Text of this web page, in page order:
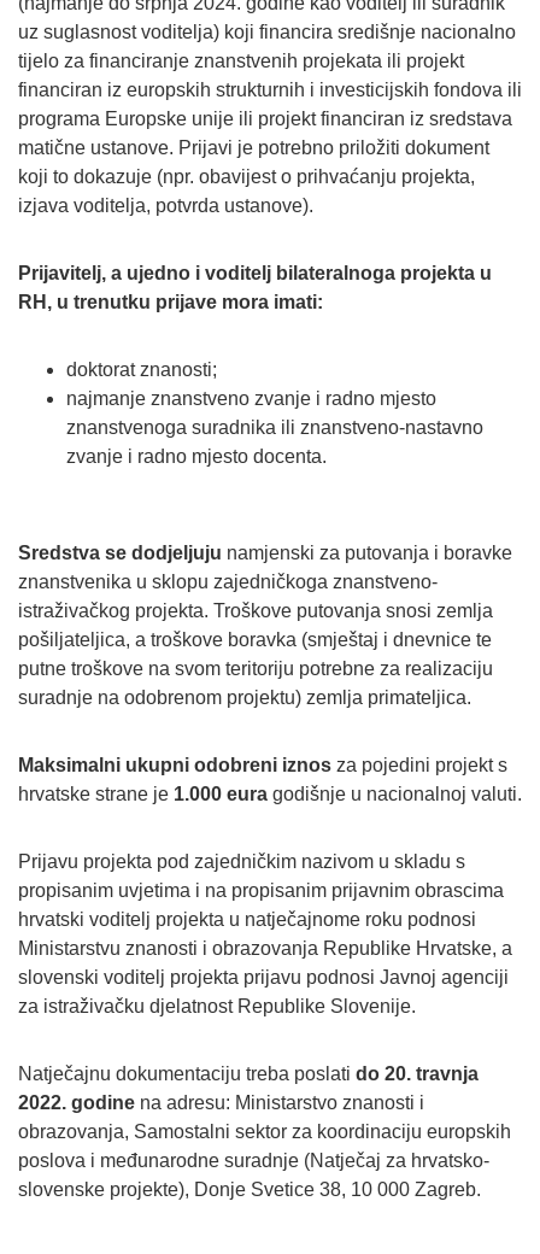
uz suglasnost voditelja) koji financira središnje nacionalno
tijelo za financiranje znanstvenih projekata ili projekt
financiran iz europskih strukturnih i investicijskih fondova ili
programa Europske unije ili projekt financiran iz sredstava
matične ustanove. Prijavi je potrebno priložiti dokument
koji to dokazuje (npr. obavijest o prihvaćanju projekta,
izjava voditelja, potvrda ustanove).
Prijavitelj, a ujedno i voditelj bilateralnoga projekta u
RH, u trenutku prijave mora imati:
doktorat znanosti;
najmanje znanstveno zvanje i radno mjesto
znanstvenoga suradnika ili znanstveno-nastavno
zvanje i radno mjesto docenta.
Sredstva se dodjeljuju namjenski za putovanja i boravke
znanstvenika u sklopu zajedničkoga znanstveno-
istraživačkog projekta. Troškove putovanja snosi zemlja
pošiljateljica, a troškove boravka (smještaj i dnevnice te
putne troškove na svom teritoriju potrebne za realizaciju
suradnje na odobrenom projektu) zemlja primateljica.
Maksimalni ukupni odobreni iznos za pojedini projekt s
hrvatske strane je 1.000 eura godišnje u nacionalnoj valuti.
Prijavu projekta pod zajedničkim nazivom u skladu s
propisanim uvjetima i na propisanim prijavnim obrascima
hrvatski voditelj projekta u natječajnome roku podnosi
Ministarstvu znanosti i obrazovanja Republike Hrvatske, a
slovenski voditelj projekta prijavu podnosi Javnoj agenciji
za istraživačku djelatnost Republike Slovenije.
Natječajnu dokumentaciju treba poslati do 20. travnja
2022. godine na adresu: Ministarstvo znanosti i
obrazovanja, Samostalni sektor za koordinaciju europskih
poslova i međunarodne suradnje (Natječaj za hrvatsko-
slovenske projekte), Donje Svetice 38, 10 000 Zagreb.